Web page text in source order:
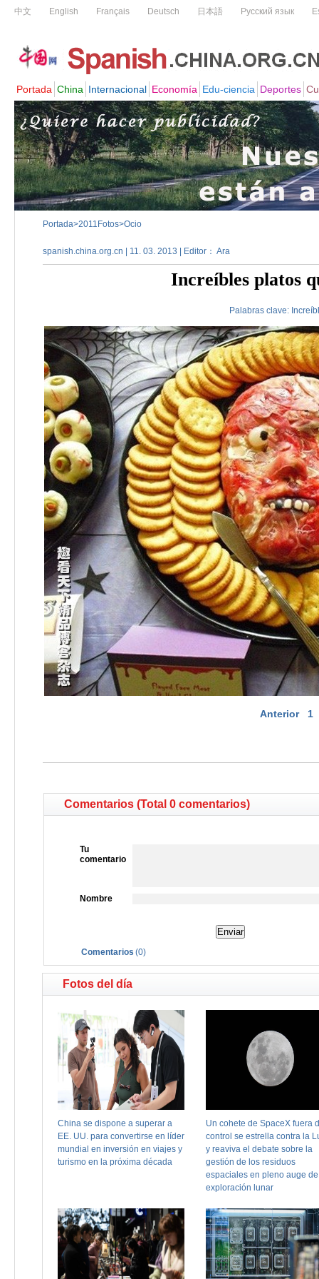
Portada>2011Fotos>Ocio
spanish.china.org.cn | 11. 03. 2013 | Editor： Ara
Increíbles platos
Palabras clave:
Anterior 1
Comentarios (Total 0 comentarios)
Tu
comentario
Nombre
Comentarios (0)